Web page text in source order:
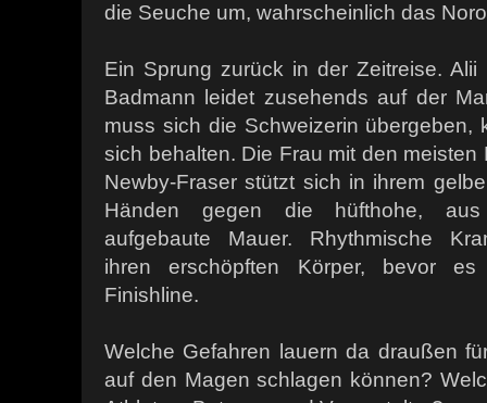
die Seuche um, wahrscheinlich das
Ein Sprung zurück in der Zeitreise. Alii
Badmann leidet zusehends auf der
muss sich die Schweizerin übergeben,
sich behalten. Die Frau mit den meisten
Newby-Fraser stützt sich in ihrem
Händen gegen die hüfthohe, aus
aufgebaute Mauer. Rhythmische
ihren erschöpften Körper, bevor
Finishline.
Welche Gefahren lauern da draußen
auf den Magen schlagen können?